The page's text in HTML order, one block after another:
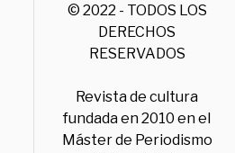
© 2022 - TODOS LOS
DERECHOS
RESERVADOS
Revista de cultura
fundada en 2010 en el
Máster de Periodismo